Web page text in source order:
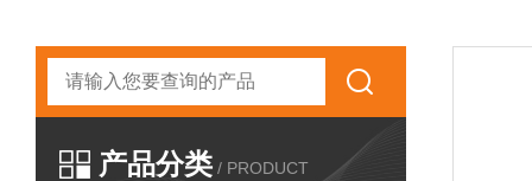
产品分类 / PRODUCT